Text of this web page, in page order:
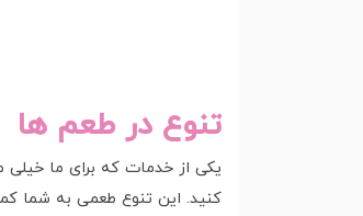
تنوع در طعم ها
کنید. این تنوع طعمی به شما